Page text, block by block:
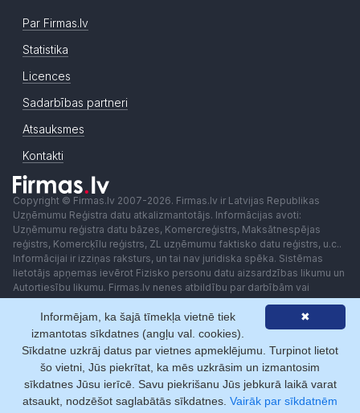
Par Firmas.lv
Statistika
Licences
Sadarbības partneri
Atsauksmes
Kontakti
Copyright © Firmas.lv 2007-2026. Firmas.lv ir Latvijas Republikas
Uzņēmumu Reģistra datu atkalizmantotājs. Informācijas avoti:
Uzņēmumu reģistra datu bāzes, Komercreģistrs, Maksātnespējas
reģistrs, Komercķīlu reģistrs, ZL uzņēmumu faktisko datu reģistrs, u.c..
Informācijai ir izziņas raksturs, un tai nav juridiska spēka. Sistēmas
lietotājs apņemas ievērot Fizisko personu datu aizsardzības likumu un
Autortiesību likumu. Firmas.lv nenes atbildību par darbībām vai
lēmumiem, kas balstīti uz saņemto pakalpojumu. Lietotājam aizliegts
izmantot jebkādas automatizētas sistēmas vai iekārtas (robotus)
piekļuvei sistēmai bez rakstiskas saskaņošanas ar Firmas.lv. Galvenā
redaktore: Ingūna Pempere.
Lietošanas noteikumi
Privātuma politika Norēķini ar
✖
Informējam, ka šajā tīmekļa vietnē tiek
izmantotas sīkdatnes (angļu val. cookies).
Sīkdatne uzkrāj datus par vietnes apmeklējumu. Turpinot lietot
šo vietni, Jūs piekrītat, ka mēs uzkrāsim un izmantosim
sīkdatnes Jūsu ierīcē. Savu piekrišanu Jūs jebkurā laikā varat
atsaukt, nodzēšot saglabātās sīkdatnes. Vairāk par sīkdatnēm